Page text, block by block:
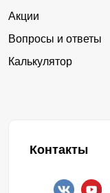
Акции
Вопросы и ответы
Калькулятор
Контакты